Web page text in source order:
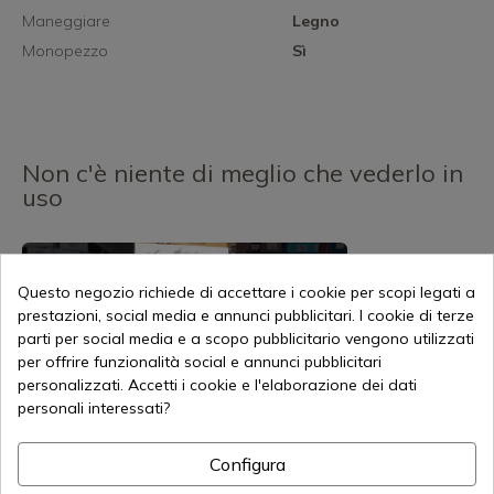
Maneggiare
Legno
Monopezzo
Sì
Non c'è niente di meglio che vederlo in
uso
Questo negozio richiede di accettare i cookie per scopi legati a
prestazioni, social media e annunci pubblicitari. I cookie di terze
parti per social media e a scopo pubblicitario vengono utilizzati
per offrire funzionalità social e annunci pubblicitari
personalizzati. Accetti i cookie e l'elaborazione dei dati
personali interessati?
Configura